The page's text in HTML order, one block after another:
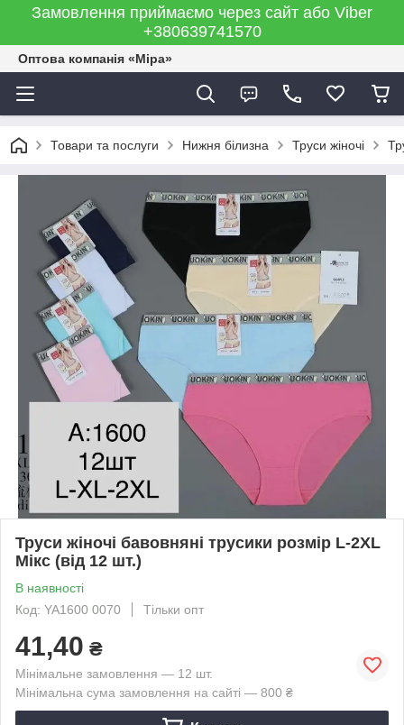
Замовлення приймаємо через сайт або Viber
+380639741570
Оптова компанія «Міра»
Товари та послуги Нижня білизна Труси жіночі
Труси жіночі бавовняні трусики розмір L-2XL
Мікс (від 12 шт.)
В наявності
Код: YA1600 0070
Тільки опт
41,40 ₴
Мінімальне замовлення — 12 шт.
Мінімальна сума замовлення на сайті — 800 ₴